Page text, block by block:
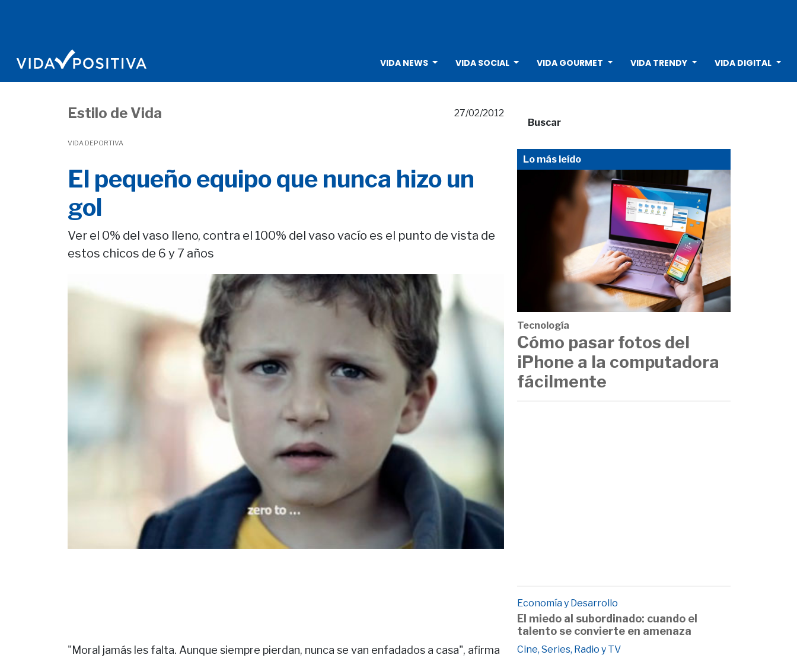
VIDA NEWS VIDA SOCIAL VIDA GOURMET VIDA TRENDY VIDA DIGITAL
Estilo de Vida
VIDA DEPORTIVA
27/02/2012
El pequeño equipo que nunca hizo un
gol
Ver el 0% del vaso lleno, contra el 100% del vaso vacío es el punto de vista de
estos chicos de 6 y 7 años
"Moral jamás les falta. Aunque siempre pierdan, nunca se van enfadados a casa", afirma
Buscar
Lo más leído
Tecnología
Cómo pasar fotos del
iPhone a la computadora
fácilmente
Economía y Desarrollo
El miedo al subordinado: cuando el
talento se convierte en amenaza
Cine, Series, Radio y TV